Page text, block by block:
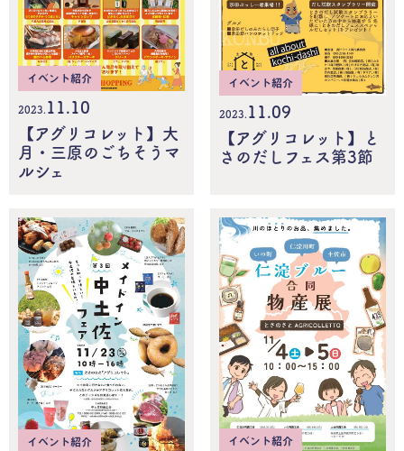
イベント紹介
2023. 11.10
【アグリコレット】大
月・三原のごちそうマ
ルシェ
イベント紹介
2023. 11.09
【アグリコレット】と
さのだしフェス第3節
イベント紹介 イベント紹介